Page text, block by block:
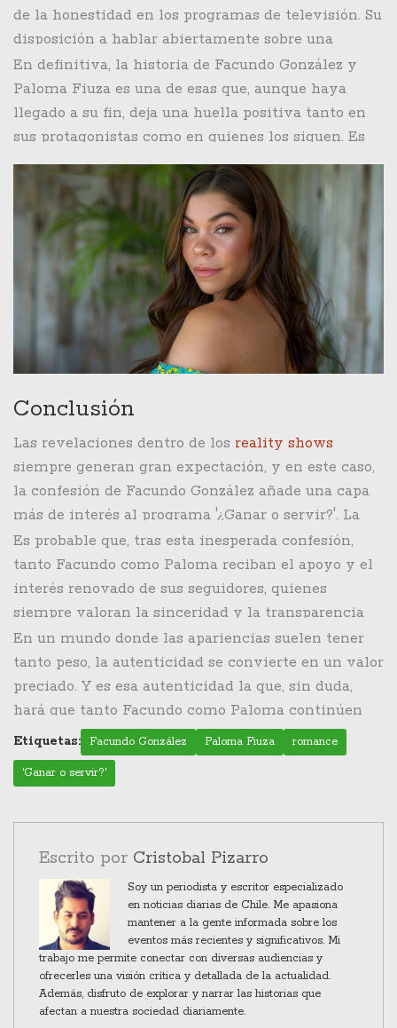
de la honestidad en los programas de televisión. Su
disposición a hablar abiertamente sobre una
relación pasada muestra su autenticidad y
transparencia, cualidades que muchas veces son
valoradas por los espectadores.
En definitiva, la historia de Facundo González y
Paloma Fiuza es una de esas que, aunque haya
llegado a su fin, deja una huella positiva tanto en
sus protagonistas como en quienes los siguen. Es
un ejemplo de cómo las relaciones personales
pueden trascender más allá de las circunstancias y
del tiempo, manteniendo siempre un respeto
mutuo y un cariño intacto.
Conclusión
Las revelaciones dentro de los reality shows
siempre generan gran expectación, y en este caso,
la confesión de Facundo González añade una capa
más de interés al programa '¿Ganar o servir?'. La
relación que tuvo con Paloma Fiuza, marcada por
el respeto y la admiración mutua, es un
recordatorio de que, incluso en el mundo del
espectáculo, hay espacio para relaciones genuinas
y llenas de cariño.
Es probable que, tras esta inesperada confesión,
tanto Facundo como Paloma reciban el apoyo y el
interés renovado de sus seguidores, quienes
siempre valoran la sinceridad y la transparencia
de sus ídolos. La televisión, en su capacidad de
acercar a las estrellas con su audiencia, se
enriquece con momentos como este, llenos de
humanidad y de realismo. Al final del día, historias
como la de Facundo y Paloma muestran que, detrás
de las cámaras y los escenarios, se encuentran
personas con vivencias y emociones tan reales y
En un mundo donde las apariencias suelen tener
tanto peso, la autenticidad se convierte en un valor
preciado. Y es esa autenticidad la que, sin duda,
hará que tanto Facundo como Paloma continúen
siendo figuras queridas y recordadas en el ámbito
del espectáculo.
Etiquetas: Facundo González Paloma Fiuza romance
'Ganar o servir?'
Escrito por Cristobal Pizarro
Soy un periodista y escritor especializado
en noticias diarias de Chile. Me apasiona
mantener a la gente informada sobre los
eventos más recientes y significativos. Mi
trabajo me permite conectar con diversas audiencias y
ofrecerles una visión crítica y detallada de la actualidad.
Además, disfruto de explorar y narrar las historias que
afectan a nuestra sociedad diariamente.